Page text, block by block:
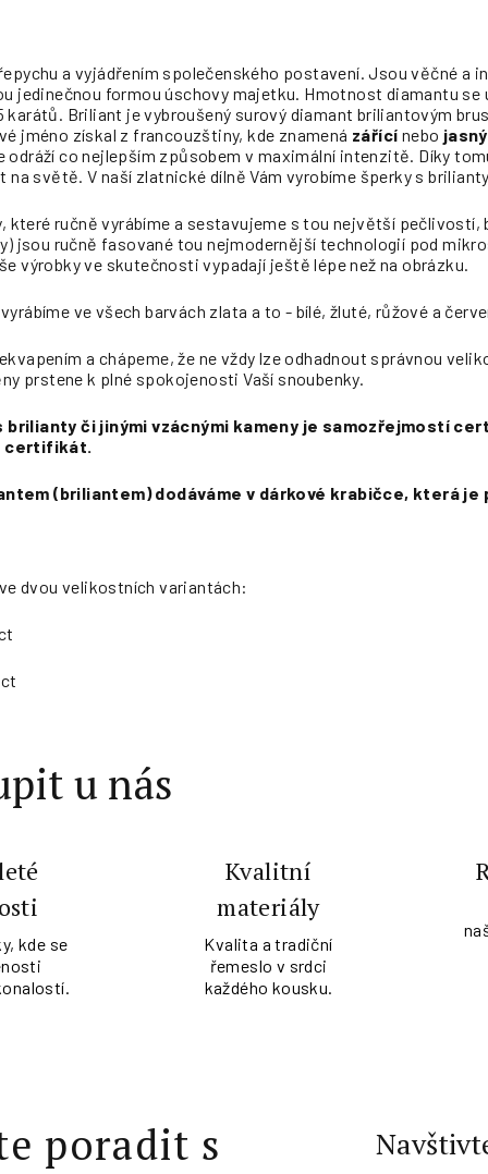
a vyjádřením společenského postavení. Jsou věčné a
jedinečnou formou úschovy majetku. Hmotnost diamantu se
karátů. Briliant je vybroušený surový diamant briliantovým
jméno získal z francouzštiny, kde znamená zářící nebo jasný
odráží co nejlepším způsobem v maximální intenzitě. Díky
světě. V naší zlatnické dílně Vám vyrobíme šperky s
které ručně vyrábíme a sestavujeme s tou největší
jsou ručně fasované tou nejmodernější technologií pod
výrobky ve skutečnosti vypadají ještě lépe než na obrázku.
ve všech barvách zlata a to - bílé, žluté, růžové a
a chápeme, že ne vždy lze odhadnout správnou
prstene k plné spokojenosti Vaší snoubenky.
brilianty či jinými vzácnými kameny je samozřejmostí
certifikát.
(briliantem) dodáváme v dárkové krabičce, která je
dvou velikostních variantách:
u nás
kde se
Kvalitní
materiály
Kvalita a tradiční
řemeslo v srdci
každého kousku.
poradit s